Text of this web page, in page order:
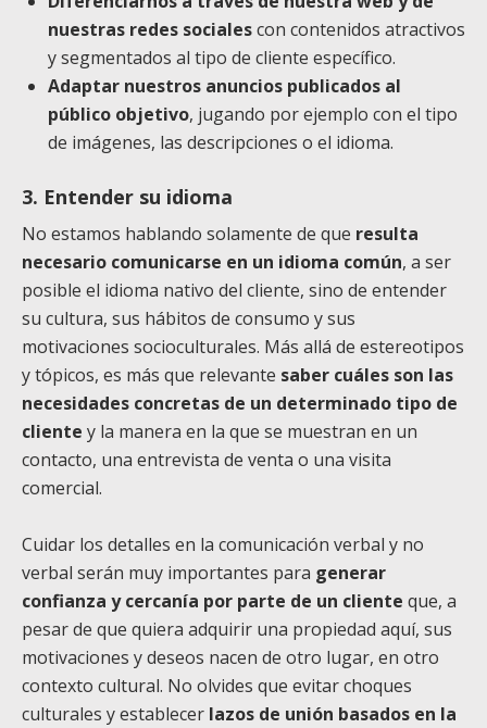
nuestras redes socialescon contenidos atractivos
y segmentados al tipo de cliente específico.
Adaptar nuestros anuncios publicados al
público objetivo, jugando por ejemplo con el tipo
de imágenes, las descripciones o el idioma.
3. Entender su idioma
No estamos hablando solamente de que resulta
necesario comunicarse en un idioma común, a ser
posible el idioma nativo del cliente, sino de entender
su cultura, sus hábitos de consumo y sus
motivaciones socioculturales. Más allá de estereotipos
y tópicos, es más que relevante saber cuáles son las
necesidades concretas de un determinado tipo de
cliente y la manera en la que se muestran en un
contacto, una entrevista de venta o una visita
comercial.
Cuidar los detalles en la comunicación verbal y no
verbal serán muy importantes para generar
confianza y cercanía por parte de un cliente que, a
pesar de que quiera adquirir una propiedad aquí, sus
motivaciones y deseos nacen de otro lugar, en otro
contexto cultural. No olvides que evitar choques
culturales y establecer lazos de unión basados en la